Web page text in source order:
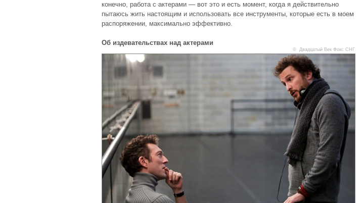
конечно, работа с актерами — вот это и есть момент, когда я действительно
пытаюсь жить настоящим и использовать все инструменты, которые есть в моем
распоряжении, максимально эффективно.
Об издевательствах над актерами
© Двадцатый Век Фокс СНГ